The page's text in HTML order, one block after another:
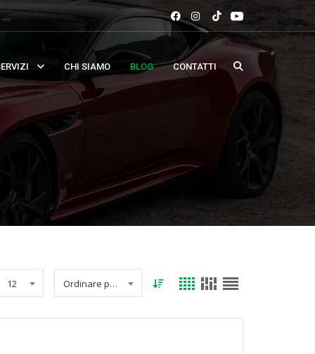
CHI SIAMO BLOG CONTATTI
12 Ordinare per data